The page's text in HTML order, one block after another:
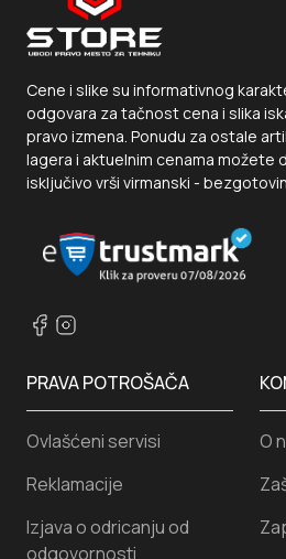
Cene i slike su informativnog
odgovara za tačnost cena i slika
pravo izmena. Ponudu za ostale
lagera i aktuelnim cenama možete
isključivo vrši virmanski -
PRAVA POTROŠAČA
Ovlašćeni servisi
Reklamacije
Izjava o odricanju od
odgovornosti
O